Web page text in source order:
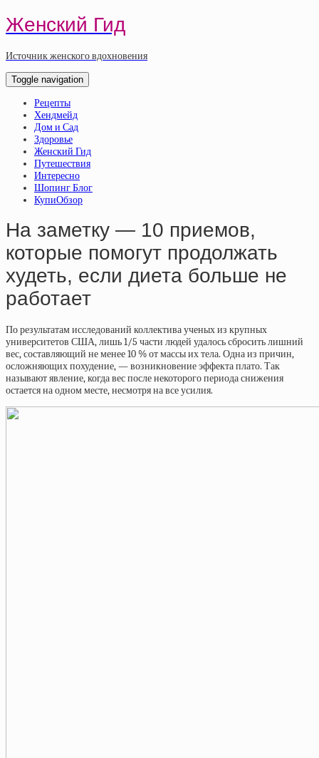
Женский Гид
Источник женского вдохновения
Toggle navigation
Рецепты
Хендмейд
Дом и Сад
Здоровье
Женский Гид
Путешествия
Интересно
Шопинг Блог
КупиОбзор
На заметку — 10 приемов,
которые помогут продолжать
худеть, если диета больше не
работает
По результатам исследований коллектива ученых из крупных
университетов США, лишь 1/5 части людей удалось сбросить лишний
вес, составляющий не менее 10 % от массы их тела. Одна из причин,
осложняющих похудение, — возникновение эффекта плато. Так
называют явление, когда вес после некоторого периода снижения
остается на одном месте, несмотря на все усилия.